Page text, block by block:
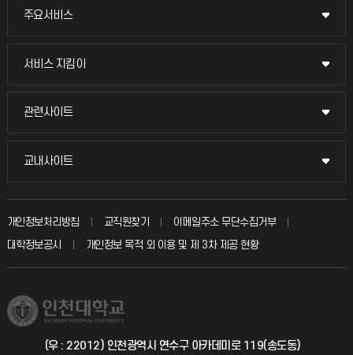
주요서비스
주요서비스
교무회의방송
입학안내
취업정보(학생)
서비스 지킴이
서비스 지킴이
묻고 답하기
칭찬마당
학생서비스 지킴이
관련사이트
관련사이트
국방헬프콜
총동문회
교내사이트
교내사이트
교수회
교육혁신본부
국제지원과
개인정보처리방침 교직원찾기
이메일주소 무단수집거부
대학정보공시
개인정보 목적 외 이용 및 제 3차 제공 현황
(우 : 22012) 인천광역시 연수구 아카데미로 119(송도동)